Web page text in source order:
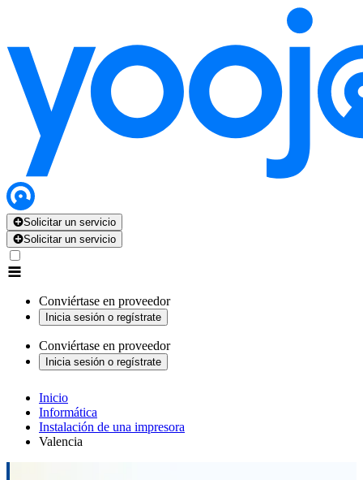
Solicitar un servicio
Solicitar un servicio
Conviértase en proveedor
Inicia sesión o regístrate
Conviértase en proveedor
Inicia sesión o regístrate
Inicio
Informática
Instalación de una impresora
Valencia